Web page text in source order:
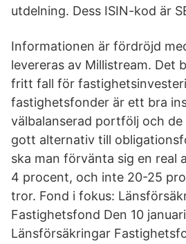
utdelning. Dess ISIN-kod är
Informationen är fördröjd
levereras av Millistream. Det
fritt fall för
fastighetsfonder är ett bra
välbalanserad portfölj och de
gott alternativ till
ska man förvänta sig en real
4 procent, och inte 20-25
tror. Fond i fokus:
Fastighetsfond Den 10
Länsförsäkringar